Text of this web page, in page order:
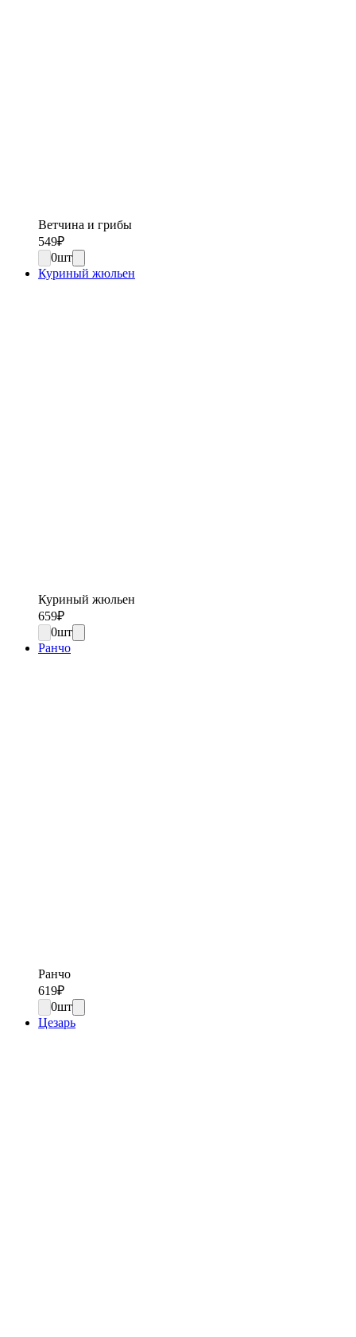
Ветчина и грибы
549₽
0шт
Куриный жюльен
Куриный жюльен
659₽
0шт
Ранчо
Ранчо
619₽
0шт
Цезарь